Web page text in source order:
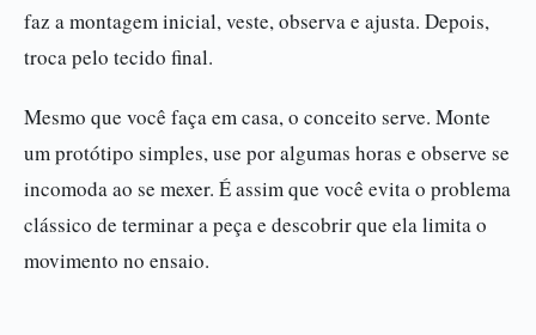
faz a montagem inicial, veste, observa e ajusta. Depois,
troca pelo tecido final.
Mesmo que você faça em casa, o conceito serve. Monte
um protótipo simples, use por algumas horas e observe se
incomoda ao se mexer. É assim que você evita o problema
clássico de terminar a peça e descobrir que ela limita o
movimento no ensaio.